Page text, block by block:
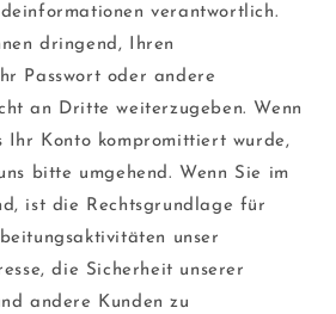
verantwortlich.
dringend, Ihren
Passwort oder andere
an Dritte weiterzugeben. Wenn
Ihr Konto kompromittiert wurde,
bitte umgehend. Wenn Sie im
ist die Rechtsgrundlage für
unser
die Sicherheit unserer
andere Kunden zu